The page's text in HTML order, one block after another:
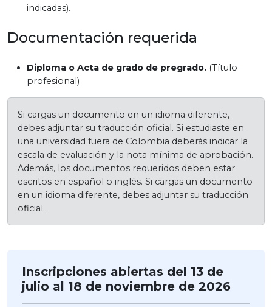
indicadas).
Documentación requerida
Diploma o Acta de grado de pregrado. (Título
profesional)
Si cargas un documento en un idioma diferente,
debes adjuntar su traducción oficial. Si estudiaste en
una universidad fuera de Colombia deberás indicar la
escala de evaluación y la nota mínima de aprobación.
Además, los documentos requeridos deben estar
escritos en español o inglés. Si cargas un documento
en un idioma diferente, debes adjuntar su traducción
oficial.
Inscripciones abiertas del 13 de
julio al 18 de noviembre de 2026